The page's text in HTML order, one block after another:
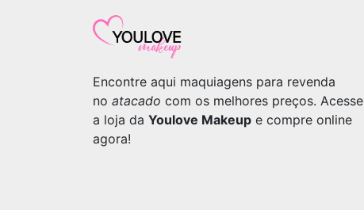
Encontre aqui maquiagens para revenda
no atacado com os melhores preços. Acesse
a loja da Youlove Makeup e compre online
agora!